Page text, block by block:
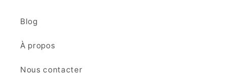
Blog
À propos
Nous contacter